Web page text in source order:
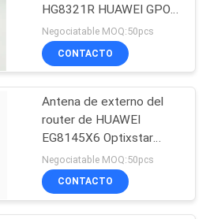
ONU
ONU
HG8321R HUAWEI GPON
ONU 1GE 1FE 1TEL
Negociatable MOQ:50pcs
CONTACTO
Antena de externo del
router de HUAWEI
EG8145X6 Optixstar
WiFi6 Gpon ONU Wifi
Negociatable MOQ:50pcs
CONTACTO